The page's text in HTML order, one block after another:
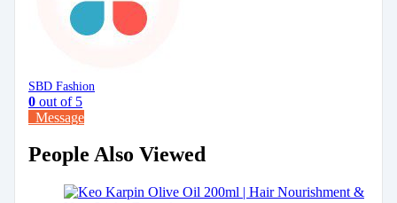
SBD Fashion
0 out of 5
Message
People Also Viewed